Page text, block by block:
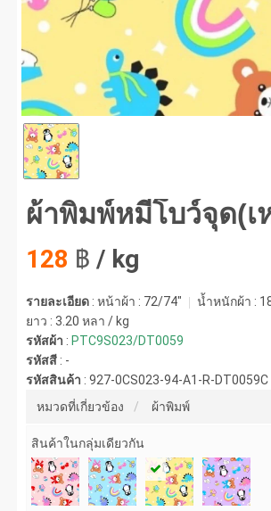
พิมพ์หมีโบว์จุด(เหลือง) #1
ผ้าพิมพ์หมีโบว์จุด(เ
128 ฿ / kg
รายละเอียด : หน้าผ้า : 72/74" น้ำหนักผ้า :
ยาว : 3.20 หลา / kg
รหัสผ้า :PTC9S023/DT0059
รหัสสี : -
รหัสสินค้า :927-0CS023-94-A1-R-DT0059C
หมวดที่เกี่ยวข้อง
ผ้าพิมพ์
สินค้าในกลุ่มเดียวกัน